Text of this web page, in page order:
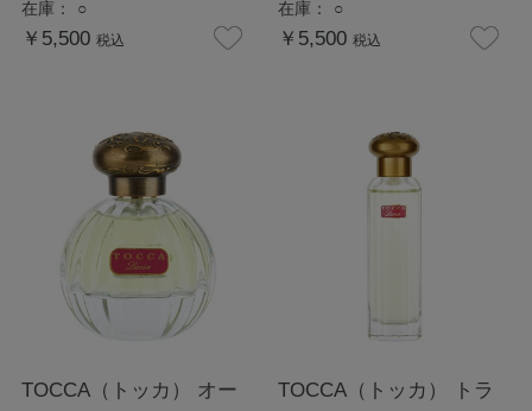
在庫： ○
￥5,500 税込
在庫： ○
￥5,500 税込
TOCCA（トッカ） オー
TOCCA（トッカ） トラ